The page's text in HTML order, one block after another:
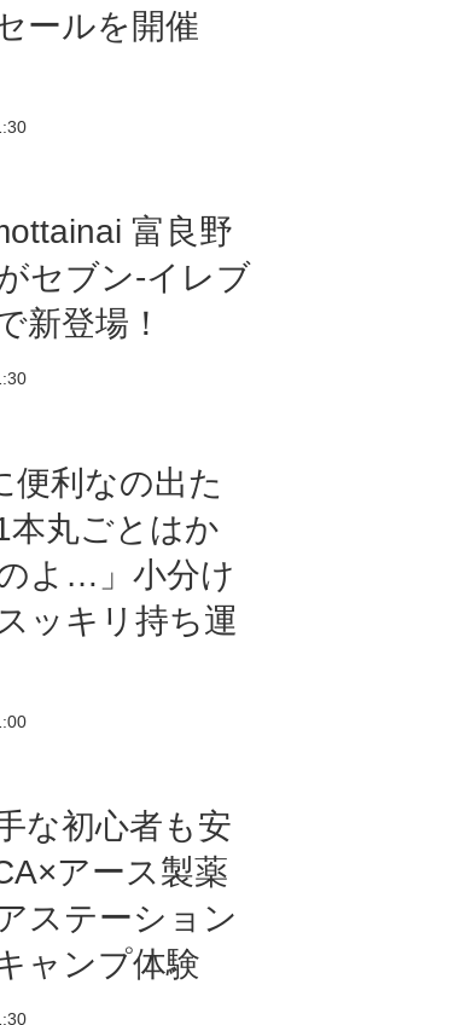
ールを開催
富良野
セブン‐イレブ
新登場！
便利なの出た
本丸ごとはか
よ…」小分け
ッキリ持ち運
な初心者も安
アース製薬
ステーション
ャンプ体験